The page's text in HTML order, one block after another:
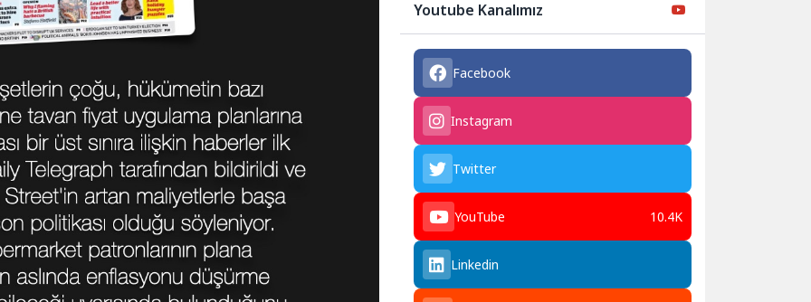
Youtube Kanalımız
Facebook
Instagram
Twitter
YouTube 10.4K
Linkedin